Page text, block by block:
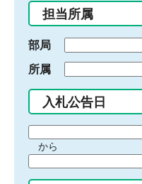
入
力
担当所属
部局
所属
入札公告日
間
始
から
間